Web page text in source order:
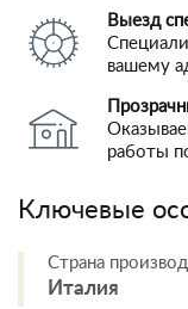
Выезд
вашему
работы
Ключевые
Страна
Италия